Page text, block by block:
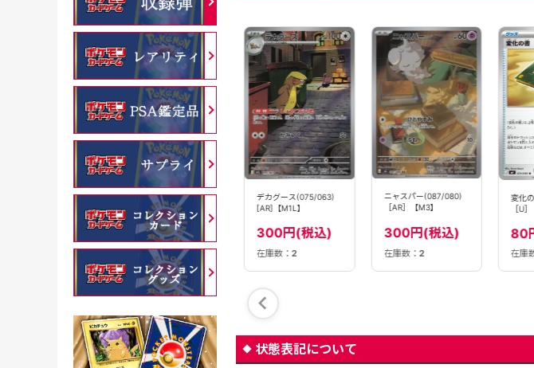
ニダンギル(091/080)
300円(税込)
デカグース(075/063)
[AR]【M1L】
300円(税込)
在庫数：2
ニャスパー(087/080)
［AR］【M3】
300円(税込)
在庫数： 2
変化の書(074/083)
［U］【M4】
80円(税込)
在庫数： 32
フォ
［
在庫
状態表記について